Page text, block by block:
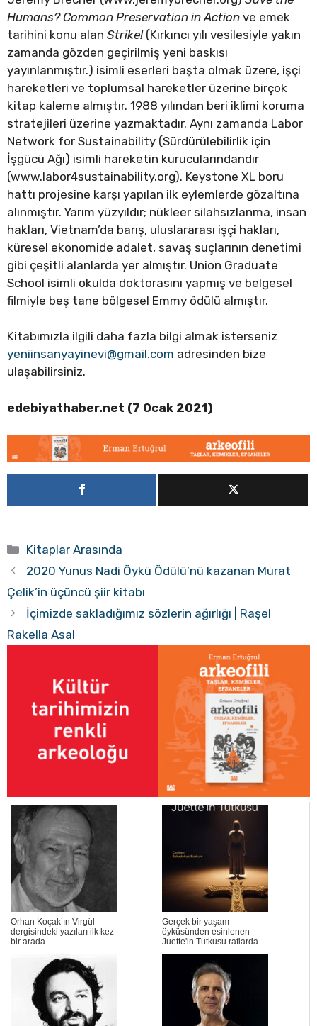
Humans? Common Preservation in Action ve emek
tarihini konu alan Strike!(Kırkıncı yılı vesilesiyle yakın
zamanda gözden geçirilmiş yeni baskısı
yayınlanmıştır.) isimli eserleri başta olmak üzere, işçi
hareketleri ve toplumsal hareketler üzerine birçok
kitap kaleme almıştır. 1988 yılından beri iklimi koruma
stratejileri üzerine yazmaktadır. Aynı zamanda Labor
Network for Sustainability (Sürdürülebilirlik için
İşgücü Ağı) isimli hareketin kurucularındandır
(www.labor4sustainability.org). Keystone XL boru
hattı projesine karşı yapılan ilk eylemlerde gözaltına
alınmıştır. Yarım yüzyıldır; nükleer silahsızlanma, insan
hakları, Vietnam’da barış, uluslararası işçi hakları,
küresel ekonomide adalet, savaş suçlarının denetimi
gibi çeşitli alanlarda yer almıştır. Union Graduate
School isimli okulda doktorasını yapmış ve belgesel
filmiyle beş tane bölgesel Emmy ödülü almıştır.
Kitabımızla ilgili daha fazla bilgi almak isterseniz
yeniinsanyayinevi@gmail.com adresinden bize
ulaşabilirsiniz.
edebiyathaber.net (7 Ocak 2021)
Kategoriler
Kitaplar Arasında
2020 Yunus Nadi Öykü Ödülü’nü kazanan Murat
Çelik’in üçüncü şiir kitabı
İçimizde sakladığımız sözlerin ağırlığı | Raşel
Rakella Asal
Orhan Koçak’ın Virgül
dergisindeki yazıları ilk kez
bir arada
Gerçek bir yaşam
öyküsünden esinlenen
Juette'in Tutkusu raflarda